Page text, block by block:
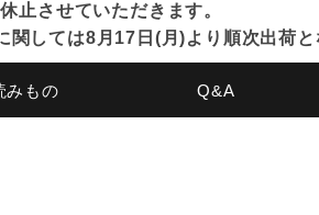
止させていただきます。
しては8月17日(月)より順次出荷と
みもの Q&A